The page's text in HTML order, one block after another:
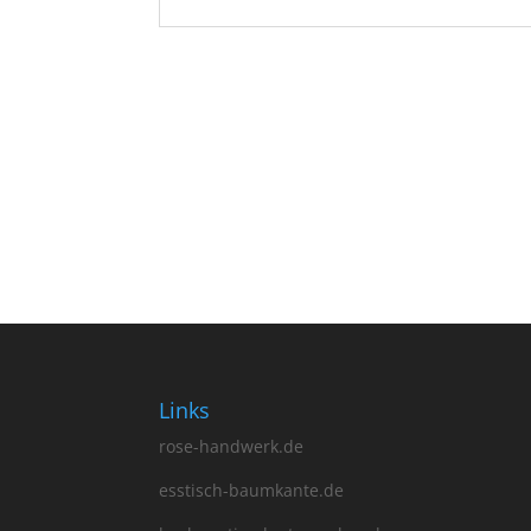
Links
rose-handwerk.de
esstisch-baumkante.de